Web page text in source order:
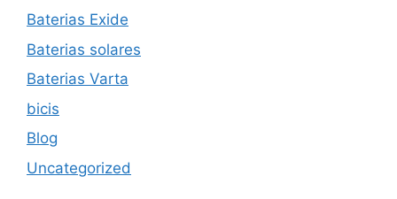
Baterias Exide
Baterias solares
Baterias Varta
bicis
Blog
Uncategorized